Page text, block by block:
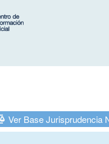
Ver Base Jurisprudencia